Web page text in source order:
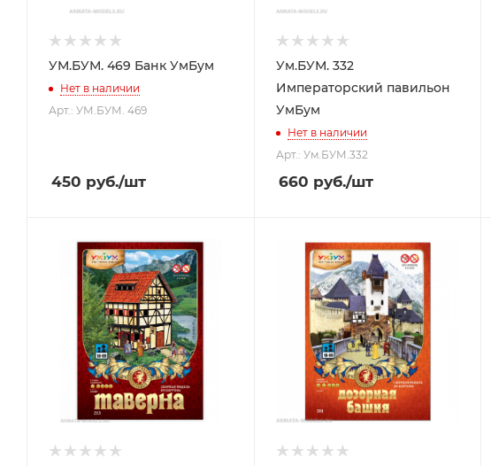
УМ.БУМ. 469 Банк УмБум
Нет в наличии
Арт.: УМ.БУМ. 469
450 руб./шт
Ум.БУМ. 332
Императорский павильон
УмБум
Нет в наличии
Арт.: Ум.БУМ.332
660 руб./шт